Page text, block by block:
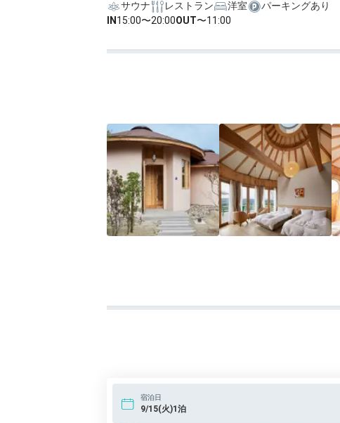
サウナ レストラン 洋室
パーキングあり
IN 15:00〜20:00OUT〜11:00
宿泊日
9/15(火)1泊